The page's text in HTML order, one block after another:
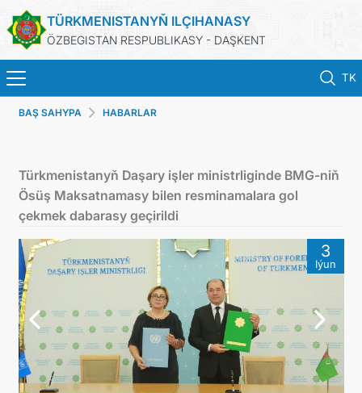
TÜRKMENISTANYŇ ILÇIHANASY
ÖZBEGISTAN RESPUBLIKASY - DAŞKENT
TK
BAŞ SAHYPA
TÜRKMENISTAN
KONSULLYK HYZMATLARY
DIM
ARAGATNAŞYK
BAŞ SAHYPA HABARLAR
Türkmenistanyň Daşary işler ministrliginde BMG-niň
Ösüş Maksatnamasy bilen resminamalara gol
çekmek dabarasy geçirildi
3
Iýun